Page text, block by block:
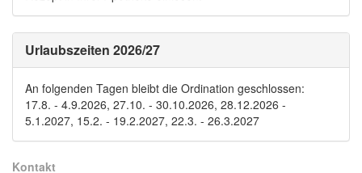
Urlaubszeiten 2026/27
An folgenden Tagen bleibt die Ordination geschlossen:
17.8. - 4.9.2026, 27.10. - 30.10.2026, 28.12.2026 -
5.1.2027, 15.2. - 19.2.2027, 22.3. - 26.3.2027
Kontakt